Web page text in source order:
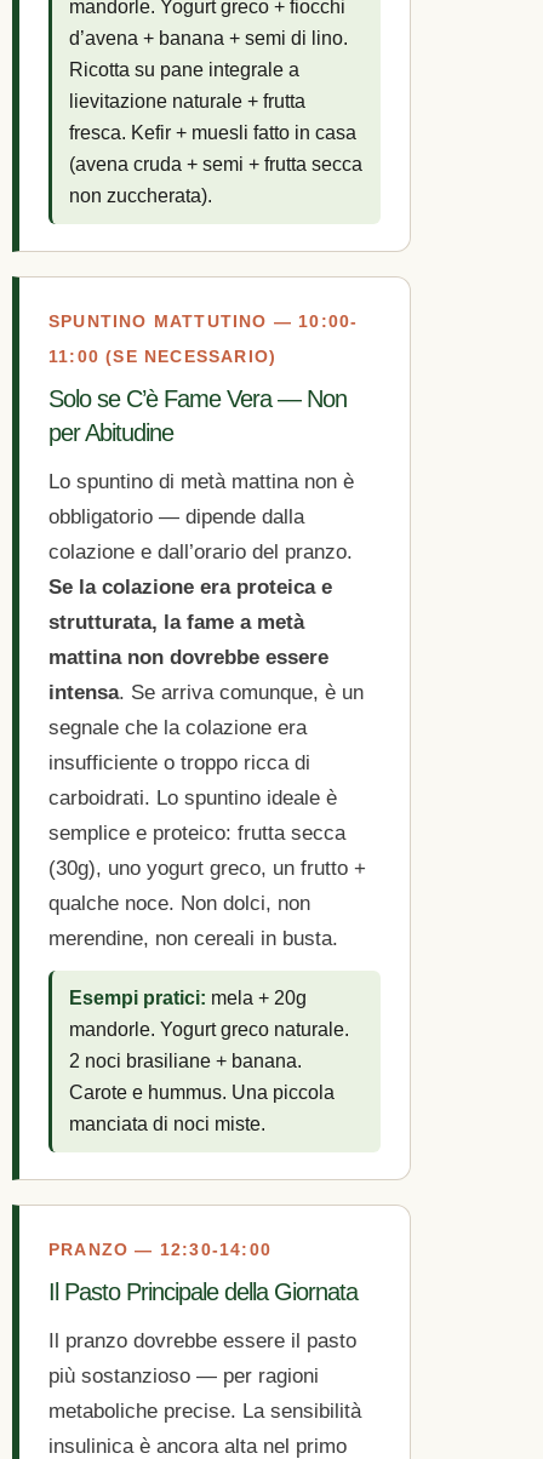
mandorle. Yogurt greco + fiocchi
d’avena + banana + semi di lino.
Ricotta su pane integrale a
lievitazione naturale + frutta
fresca. Kefir + muesli fatto in casa
(avena cruda + semi + frutta secca
non zuccherata).
SPUNTINO MATTUTINO — 10:00-
11:00 (SE NECESSARIO)
Solo se C’è Fame Vera — Non
per Abitudine
Lo spuntino di metà mattina non è
obbligatorio — dipende dalla
colazione e dall’orario del pranzo.
Se la colazione era proteica e
strutturata, la fame a metà
mattina non dovrebbe essere
intensa. Se arriva comunque, è un
segnale che la colazione era
insufficiente o troppo ricca di
carboidrati. Lo spuntino ideale è
semplice e proteico: frutta secca
(30g), uno yogurt greco, un frutto +
qualche noce. Non dolci, non
merendine, non cereali in busta.
Esempi pratici: mela + 20g
mandorle. Yogurt greco naturale.
2 noci brasiliane + banana.
Carote e hummus. Una piccola
manciata di noci miste.
PRANZO — 12:30-14:00
Il Pasto Principale della Giornata
Il pranzo dovrebbe essere il pasto
più sostanzioso — per ragioni
metaboliche precise. La sensibilità
insulinica è ancora alta nel primo